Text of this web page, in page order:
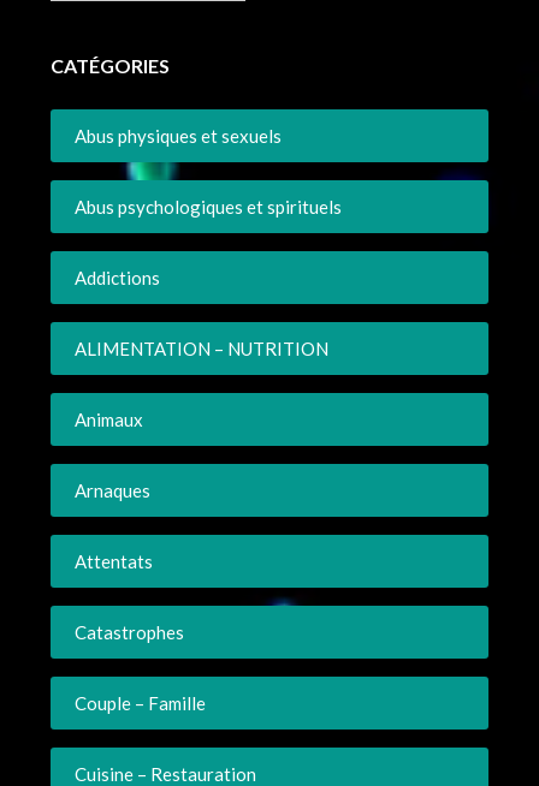
CATÉGORIES
Abus physiques et sexuels
Abus psychologiques et spirituels
Addictions
ALIMENTATION – NUTRITION
Animaux
Arnaques
Attentats
Catastrophes
Couple – Famille
Cuisine – Restauration